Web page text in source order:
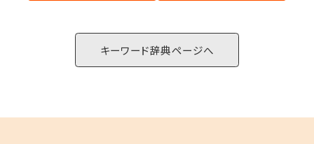
キーワード辞典ページへ